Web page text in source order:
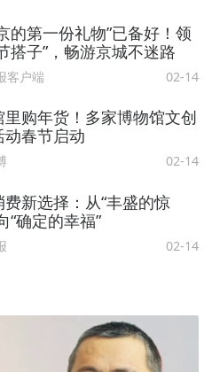
的第一份礼物”已备好！领
搭子”，畅游京城不迷路
客户端 02-14
里购年货！多家博物馆文创
动春节启动
02-14
新选择：从“丰盛的惊
“确定的幸福”
02-14